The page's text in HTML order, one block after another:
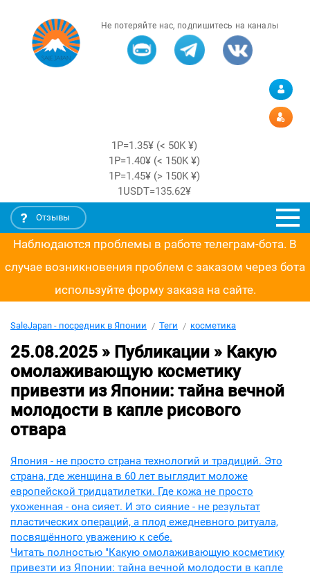
Не потеряйте нас, подпишитесь на каналы
1Р=1.35¥ (< 50K ¥)
1Р=1.40¥ (< 150K ¥)
1Р=1.45¥ (> 150K ¥)
1USDT=135.62¥
Отзывы
Наблюдаются проблемы в работе телеграм-бота. В
случае возникновения проблем с заказом через бота
используйте форму заказа на сайте.
SaleJapan - посредник в Японии Теги косметика
25.08.2025 » Публикации » Какую
омолаживающую косметику
привезти из Японии: тайна вечной
молодости в капле рисового
отвара
Япония - не просто страна технологий и традиций. Это
страна, где женщина в 60 лет выглядит моложе
европейской тридцатилетки. Где кожа не просто
ухоженная - она сияет. И это сияние - не результат
пластических операций, а плод ежедневного ритуала,
посвящённого уважению к себе.
Читать полностью "Какую омолаживающую косметику
привезти из Японии: тайна вечной молодости в капле